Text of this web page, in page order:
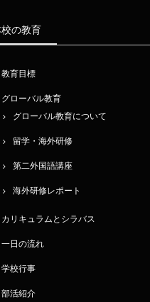
の教育
教育目標
グローバル教育
グローバル教育について
留学・海外研修
第二外国語講座
海外研修レポート
カリキュラムとシラバス
一日の流れ
学校行事
部活紹介